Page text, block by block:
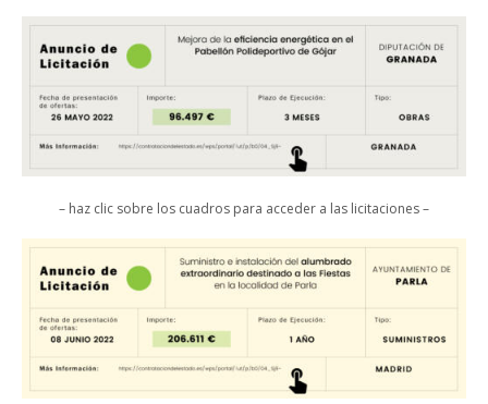
– haz clic sobre los cuadros para acceder a las licitaciones –